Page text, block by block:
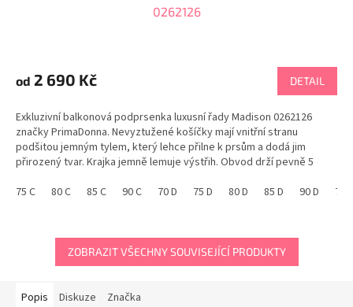
0262126
produktu
je
z
5
hvězdiček.
od 2 690 Kč DETAIL
Exkluzivní balkonová podprsenka luxusní řady Madison 0262126
značky PrimaDonna. Nevyztužené košíčky mají vnitřní stranu
podšitou jemným tylem, který lehce přilne k prsům a dodá jim
přirozený tvar. Krajka jemně lemuje výstřih. Obvod drží pevně 5
75 C
80 C 85 C 90 C 70 D 75 D 80 D 85 D 90 D 70E
ZOBRAZIT VŠECHNY SOUVISEJÍCÍ PRODUKTY
Popis Diskuze Značka